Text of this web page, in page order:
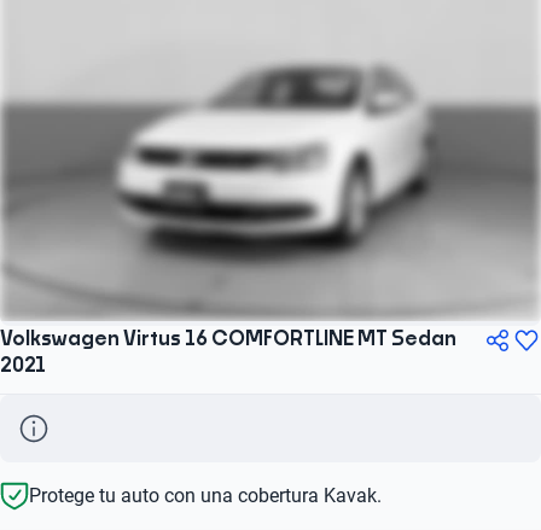
Volkswagen Virtus 16 COMFORTLINE MT Sedan
2021
Protege tu auto con una cobertura Kavak.